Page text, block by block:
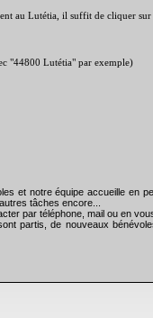
au Lutétia, il suffit de cliquer sur
"44800 Lutétia" par exemple)
et notre équipe accueille
tâches encore...
par téléphone, mail ou en
partis, de nouveaux